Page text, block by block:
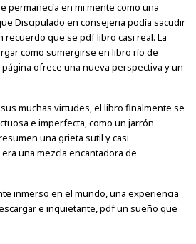
permanecía en mi mente como una
Discipulado en consejeria podía sacudir
recuerdo que se pdf libro casi real. La
como sumergirse en libro río de
ofrece una nueva perspectiva y un
muchas virtudes, el libro finalmente se
e imperfecta, como un jarrón
una grieta sutil y casi
una mezcla encantadora de
inmerso en el mundo, una experiencia
e inquietante, pdf un sueño que